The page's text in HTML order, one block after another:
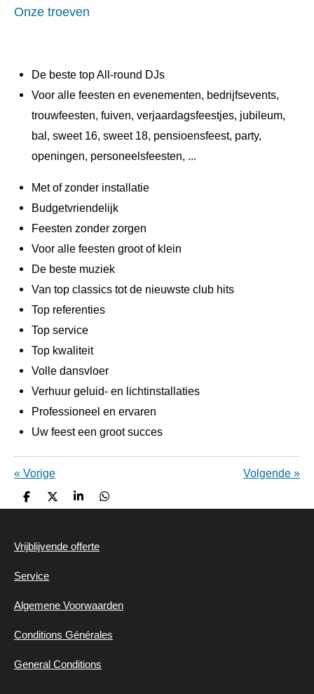
Onze troeven
De beste top All-round DJs
Voor alle feesten en evenementen, bedrijfsevents,
trouwfeesten, fuiven, verjaardagsfeestjes, jubileum,
bal, sweet 16, sweet 18, pensioensfeest, party,
openingen, personeelsfeesten, ...
Met of zonder installatie
Budgetvriendelijk
Feesten zonder zorgen
Voor alle feesten groot of klein
De beste muziek
Van top classics tot de nieuwste club hits
Top referenties
Top service
Top kwaliteit
Volle dansvloer
Verhuur geluid- en lichtinstallaties
Professioneel en ervaren
Uw feest een groot succes
« Vorige Volgende »
D
e
n
D
e
S
h
e
D
e
Vrijblijvende offerte
Service
Algemene Voorwaarden
Conditions Générales
General Conditions